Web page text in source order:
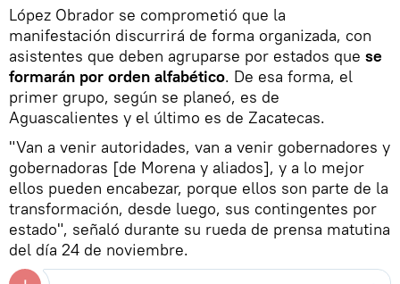
López Obrador se comprometió que la
manifestación discurrirá de forma organizada, con
asistentes que deben agruparse por estados que se
formarán por orden alfabético. De esa forma, el
primer grupo, según se planeó, es de
Aguascalientes y el último es de Zacatecas.
"Van a venir autoridades, van a venir gobernadores y
gobernadoras [de Morena y aliados], y a lo mejor
ellos pueden encabezar, porque ellos son parte de la
transformación, desde luego, sus contingentes por
estado", señaló durante su rueda de prensa matutina
del día 24 de noviembre.